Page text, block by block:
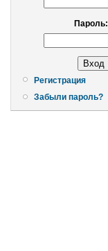
Пароль:
Регистрация
Забыли пароль?